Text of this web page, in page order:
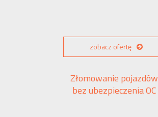
zobacz ofertę
Złomowanie pojazdów
bez ubezpieczenia OC